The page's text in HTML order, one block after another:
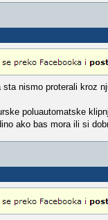
nismo proterali kroz
poluautomatske
ako bas mora ili si